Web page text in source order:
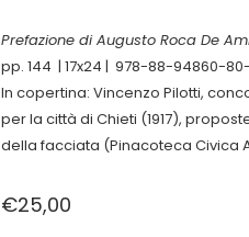
Prefazione diAugusto Roca De
pp. 144 | 17x24 | 978-88-94860-
In copertina: Vincenzo Pilotti,
per la città di Chieti (1917),
della facciata (Pinacoteca Civica
€25,00